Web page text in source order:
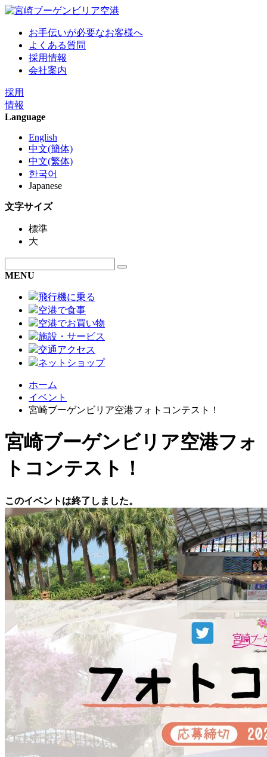
お手伝いが必要なお客様へ
よくある質問
採用情報
会社案内
採用
情報
Language
English
中文(簡体)
中文(繁体)
한국어
Japanese
文字サイズ
標準
大
MENU
飛行機に乗る
空港で食事
空港でお買い物
施設・サービス
交通アクセス
ネットショップ
ホーム
イベント
宮崎ブーゲンビリア空港フォトコンテスト！
宮崎ブーゲンビリア空港フォ
トコンテスト！
このイベントは終了しました。